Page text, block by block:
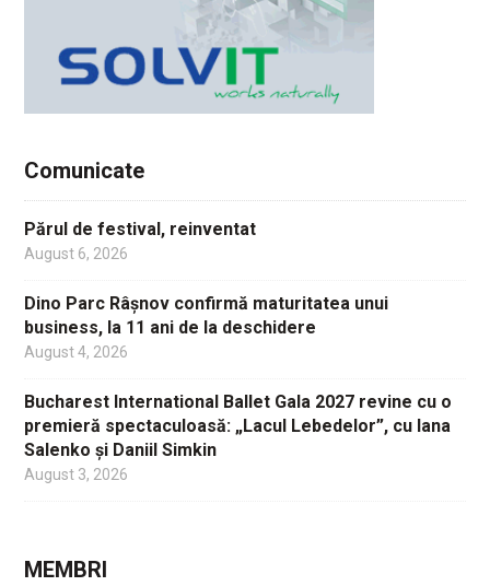
Comunicate
Părul de festival, reinventat
August 6, 2026
Dino Parc Râșnov confirmă maturitatea unui
business, la 11 ani de la deschidere
August 4, 2026
Bucharest International Ballet Gala 2027 revine cu o
premieră spectaculoasă: „Lacul Lebedelor”, cu Iana
Salenko și Daniil Simkin
August 3, 2026
MEMBRI